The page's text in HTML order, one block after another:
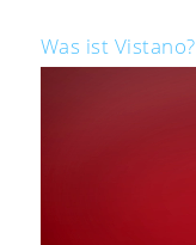
Was ist Vistano?